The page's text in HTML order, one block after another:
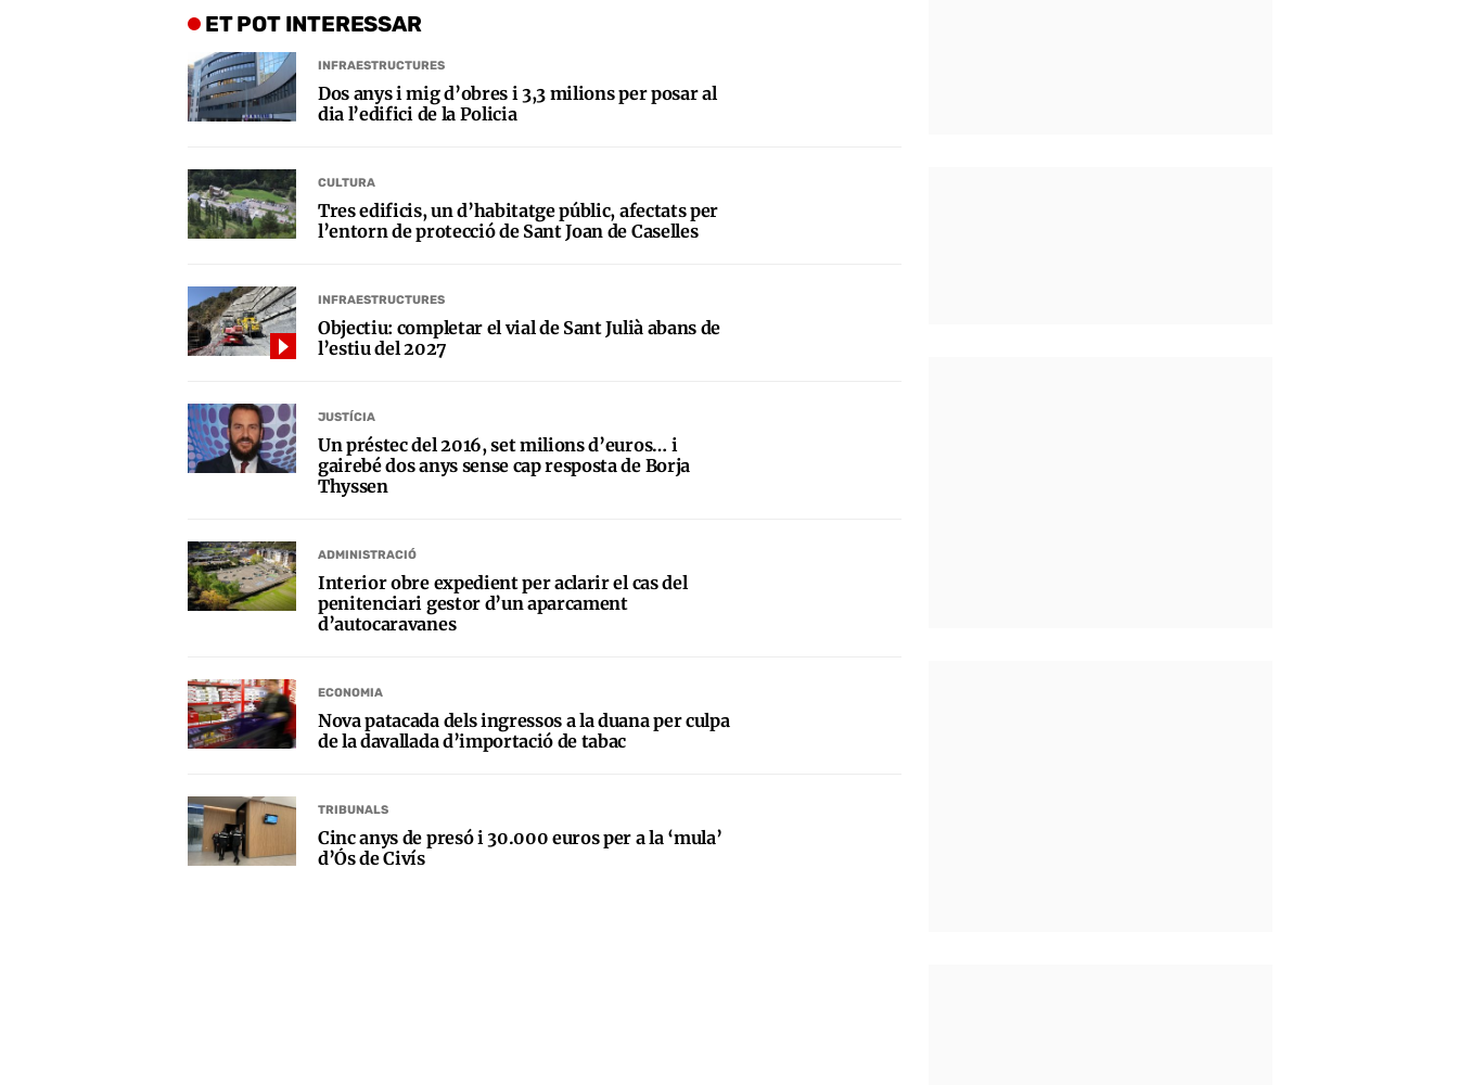
ET POT INTERESSAR
INFRAESTRUCTURES
Dos anys i mig d’obres i 3,3 milions per posar al
dia l’edifici de la Policia
CULTURA
Tres edificis, un d’habitatge públic, afectats per
l’entorn de protecció de Sant Joan de Caselles
INFRAESTRUCTURES
Objectiu: completar el vial de Sant Julià abans de
l’estiu del 2027
JUSTÍCIA
Un préstec del 2016, set milions d’euros… i
gairebé dos anys sense cap resposta de Borja
Thyssen
ADMINISTRACIÓ
Interior obre expedient per aclarir el cas del
penitenciari gestor d’un aparcament
d’autocaravanes
ECONOMIA
Nova patacada dels ingressos a la duana per culpa
de la davallada d’importació de tabac
TRIBUNALS
Cinc anys de presó i 30.000 euros per a la ‘mula’
d’Ós de Civís